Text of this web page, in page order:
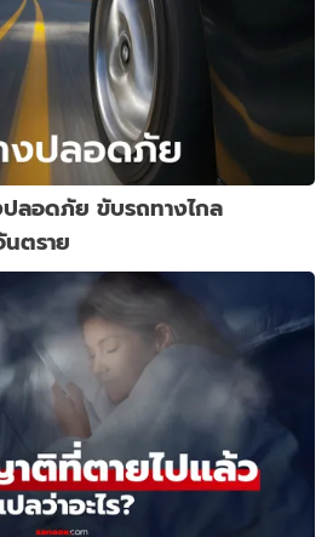
ปลอดภัย ขับรถทางไกล
ตราย